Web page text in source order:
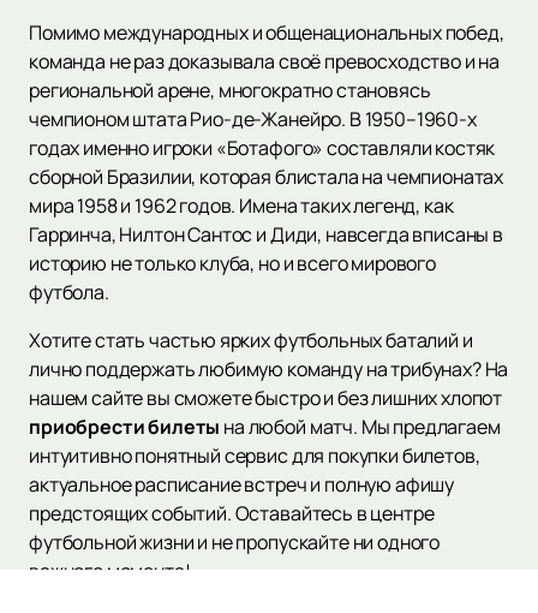
Помимо международных и общенациональных побед,
команда не раз доказывала своё превосходство и на
региональной арене, многократно становясь
чемпионом штата Рио-де-Жанейро. В 1950–1960-х
годах именно игроки «Ботафого» составляли костяк
сборной Бразилии, которая блистала на чемпионатах
мира 1958 и 1962 годов. Имена таких легенд, как
Гарринча, Нилтон Сантос и Диди, навсегда вписаны в
историю не только клуба, но и всего мирового
футбола.
Хотите стать частью ярких футбольных баталий и
лично поддержать любимую команду на трибунах? На
нашем сайте вы сможете быстро и без лишних хлопот
приобрести билеты на любой матч. Мы предлагаем
интуитивно понятный сервис для покупки билетов,
актуальное расписание встреч и полную афишу
предстоящих событий. Оставайтесь в центре
футбольной жизни и не пропускайте ни одного
важного момента!